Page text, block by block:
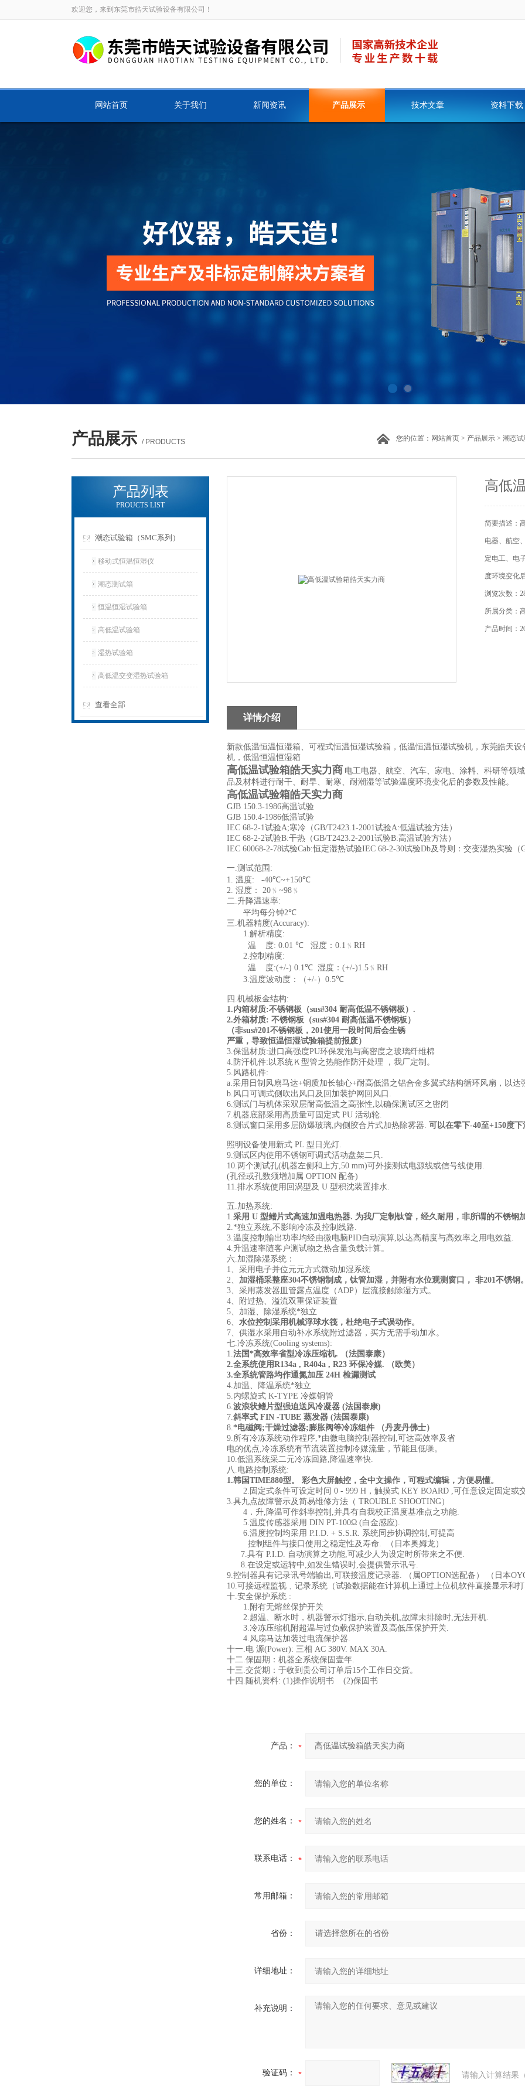
欢迎您，来到东莞市皓天试验设备有限公司！
网站首页 关于我们 新闻资讯 产品展示 技术文章 资料下载
产品展示 / PRODUCTS 您的位置： 网站首页 > 产品展示 > 潮态
产品列表
PROUCTS LIST
潮态试验箱（SMC系列）
移动式恒温恒湿仪
潮态测试箱
恒温恒湿试验箱
高低温试验箱
湿热试验箱
高低温交变湿热试验箱
查看全部
高低
简要描述：
电器、航空
定电工、电
度环境变化
浏览次数：
所属分类：
产品时间：
详情介绍
新款低温恒温恒湿箱、可程式恒温恒湿试验箱，低温恒温恒湿试验机，东莞皓天
机，低温恒温恒湿箱
高低温试验箱皓天实力商 电工电器、航空、汽车、家电、涂料、科研等领
品及材料进行耐干、耐旱、耐寒、耐潮湿等试验温度环境变化后的参数及性能。
高低温试验箱皓天实力商
GJB 150.3-1986高温试验
GJB 150.4-1986低温试验
IEC 68-2-1试验A;寒冷（GB/T2423.1-2001试验A:低温试验方法）
IEC 68-2-2试验B:干热（GB/T2423.2-2001试验B:高温试验方法）
IEC 60068-2-78试验Cab:恒定湿热试验IEC 68-2-30试验Db及导则：交变湿热实验（
一.测试范围 :
1. 温度: -40℃~+150℃
2. 湿度： 20 ﹪ ~98 ﹪
二.升降温速率:
平均每分钟2℃
三.机器精度(Accuracy):
1.解析精度:
温
度: 0.01 ℃ 湿度： 0.1 ﹪ RH
2.控制精度:
温
度:(+/-) 0.1℃ 湿度： (+/-)1.5 ﹪ RH
3.温度波动度：（+/-） 0.5℃
四 .机械板金结构:
1.内箱材质:不锈钢板（sus#304 耐高低温不锈钢板） .
2.外箱材质: 不锈钢板（sus#304 耐高低温不锈钢板）
（非sus#201不锈钢板， 201使用一段时间后会生锈
严重，导致恒温恒湿试验箱提前报废）
3.保温材质:进口高强度PU环保发泡与高密度之玻璃纤维棉
4. 防汗机件: 以系统Ｋ型管之热能作防汗处理
，我厂定制。
5. 风路机件:
a.采用日制风扇马达+铜质加长轴心+耐高低温之铝合金多翼式结构循环风扇，以达
b. 风口可调式侧吹出风口及回加装护网回风口 .
6.测试门与机体采双层耐高低温之高张性, 以确保测试区之密闭
7.机器底部采用高质量可固定式 PU 活动轮.
8.测试窗口采用多层防爆玻璃,内侧胶合片式加热除雾器. 可以在零下-40至+150度下
照明设备使用新式 PL 型日光灯.
9.测试区内使用不锈钢可调式活动盘架二只 .
10.两个测试孔(机器左侧和上方,50 mm)可外接测试电源线或信号线使用 .
(孔径或孔数须增加属 OPTION 配备)
11.排水系统使用回涡型及 U 型积沈装置排水.
五.加热系统:
1.采用 U 型鳍片式高速加温电热器. 为我厂定制钛管，经久耐用，非所谓的不锈钢
2.*独立系统,不影响冷冻及控制线路.
3.温度控制输出功率均经由微电脑PID自动演算, 以达高精度与高效率之用电效益.
4.升温速率随客户测试物之热含量负载计算。
六.加湿除湿系统：
1、采用电子并位元元方式微动加湿系统
2、 加湿桶采整座304不锈钢制成，钛管加湿，并附有水位观测窗口， 非201不锈钢
3、采用蒸发器皿管露点温度（ADP ）层流接触除湿方式。
4、附过热、溢流双重保证装置
5、加湿、除湿系统*独立
6、 水位控制采用机械浮球水筏，杜绝电子式误动作。
7、供湿水采用自动补水系统附过滤器，买方无需手动加水。
七.冷冻系统(Cooling systems):
1.法国*高效率省型冷冻压缩机.
（法国泰康）
2.全系统使用R134a , R404a , R23 环保冷媒.
（欧美）
3.全系统管路均作通氮加压 24H 检漏测试
4.加温、降温系统*独立
5.内螺旋式 K-TYPE 冷媒铜管
6.波浪状鳍片型强迫送风冷凝器 (法国泰康)
7.斜率式 FIN -TUBE 蒸发器 (法国泰康)
8.*电磁阀 ;干燥过滤器;膨胀阀等冷冻组件
（丹麦丹佛士）
9.所有冷冻系统动作程序,*由微电脑控制器控制 ,可达高效率及省
电的优点,冷冻系统有节流装置控制冷媒流量，节能且低噪。
10.低温系统采二元冷冻回路, 降温速率快.
八 .电路控制系统:
1.韩国TIME880型。
彩色大屏触控，全中文操作，可程式编辑，方便易懂。
2. 固定式条件可设定时间 0 - 999 H ，触摸式 KEY BOARD ,可任意设定固定或
3.具九点故障警示及简易维修方法（ TROUBLE SHOOTING）
4 ．升, 降温可作斜率控制 ,并具有自我校正温度基准点之功能.
5.温度传感器采用 DIN PT-100Ω (白金感应).
6.温度控制均采用 P.I.D. + S.S.R. 系统同步协调控制 ,可提高
控制组件与接口使用之稳定性及寿命.
（日本奥姆龙）
7.具有 P.I.D. 自动演算之功能,可减少人为设定时所带来之不便.
8.在设定或运转中 ,如发生错误时,会提供警示讯号.
9.控制器具有记录讯号端输出 ,可联接温度记录器. （属OPTION选配备） （日本
10.可接远程监视﹑记录系统（试验数据能在计算机上通过上位机软件直接显示和
十.安全保护系统 :
1. 附有无熔丝保护开关
2.超温、断水时，机器警示灯指示, 自动关机,故障未排除时,无法开机.
3.冷冻压缩机附超温与过负载保护装置及高低压保护开关.
4. 风扇马达加装过电流保护器.
十一.电 源(Power): 三相 AC 380V. MAX 30A.
十二.保固期：机器全系统保固壹年.
十三.交货期：于收到贵公司订单后15个工作日交货。
十四 . 随机资料: (1)操作说明书 (2)保固书
产品：
您的单位：
您的姓名：
联系电话：
常用邮箱：
省份：
详细地址：
补充说明：
验证码： 请输入计算结果